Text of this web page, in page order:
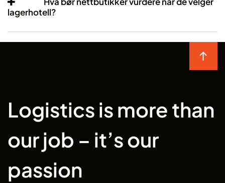
lagerhotell?
Logistics is more than
our job – it’s our
passion